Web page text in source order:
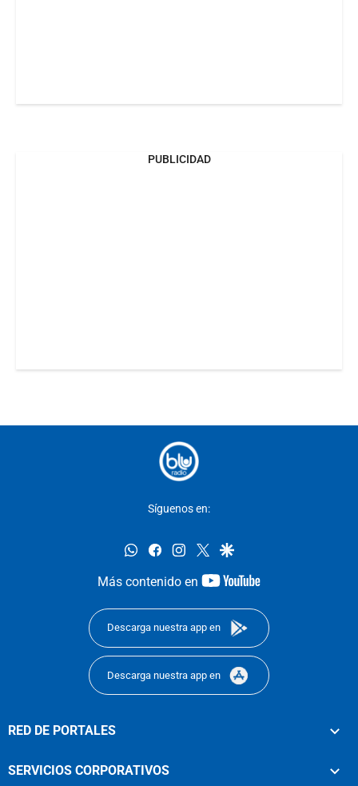
PUBLICIDAD
Síguenos en:
whatsappfacebookinstagram
twittergoogle
Más contenido en
youtube-
Descarga nuestra app en
Descarga nuestra app en
RED DE PORTALES
SERVICIOS CORPORATIVOS